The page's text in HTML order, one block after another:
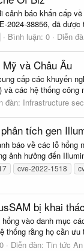
báo khẩn cấp
38856, đã
Bình luận: 0 Diễn
và Châu Âu
cấp các khuyến
các hệ thống công
đàn: Infrastructure
tích gen
báo về các lỗ
ảnh hưởng đến
cve-2022-1518
bị khai thác
vào danh mục
rằng họ cần
Diễn đàn: Tin tức